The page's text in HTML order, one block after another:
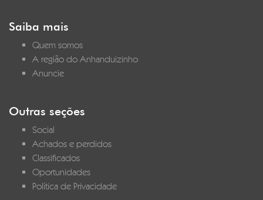
Saiba mais
Quem somos
A região do Anhanduizinho
Anuncie
Outras seções
Social
Achados e perdidos
Classificados
Oportunidades
Política de Privacidade